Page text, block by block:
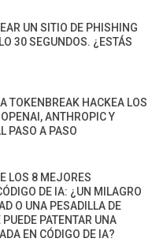
UN SITIO DE PHISHING
30 SEGUNDOS. ¿ESTÁS
TOKENBREAK HACKEA LOS
OPENAI, ANTHROPIC Y
PASO A PASO
LOS 8 MEJORES
DE IA: ¿UN MILAGRO
O UNA PESADILLA DE
PATENTAR UNA
EN CÓDIGO DE IA?